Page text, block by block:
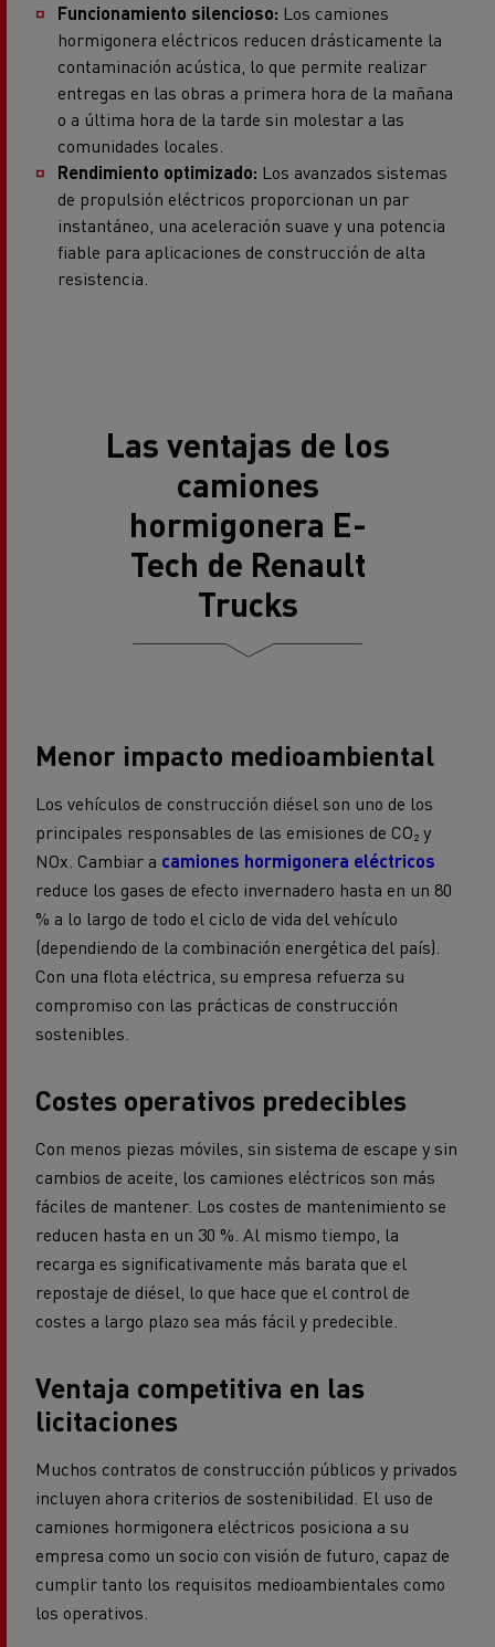
Funcionamiento silencioso: Los camiones
hormigonera eléctricos reducen drásticamente la
contaminación acústica, lo que permite realizar
entregas en las obras a primera hora de la mañana
o a última hora de la tarde sin molestar a las
comunidades locales.
Rendimiento optimizado: Los avanzados sistemas
de propulsión eléctricos proporcionan un par
instantáneo, una aceleración suave y una potencia
fiable para aplicaciones de construcción de alta
resistencia.
Las ventajas de los
camiones
hormigonera E-
Tech de Renault
Trucks
Menor impacto medioambiental
Los vehículos de construcción diésel son uno de los
principales responsables de las emisiones de CO₂ y
NOx. Cambiar a camiones hormigonera eléctricos
reduce los gases de efecto invernadero hasta en un 80
% a lo largo de todo el ciclo de vida del vehículo
(dependiendo de la combinación energética del país).
Con una flota eléctrica, su empresa refuerza su
compromiso con las prácticas de construcción
sostenibles.
Costes operativos predecibles
Con menos piezas móviles, sin sistema de escape y sin
cambios de aceite, los camiones eléctricos son más
fáciles de mantener. Los costes de mantenimiento se
reducen hasta en un 30 %. Al mismo tiempo, la
recarga es significativamente más barata que el
repostaje de diésel, lo que hace que el control de
costes a largo plazo sea más fácil y predecible.
Ventaja competitiva en las
licitaciones
Muchos contratos de construcción públicos y privados
incluyen ahora criterios de sostenibilidad. El uso de
camiones hormigonera eléctricos posiciona a su
empresa como un socio con visión de futuro, capaz de
cumplir tanto los requisitos medioambientales como
los operativos.